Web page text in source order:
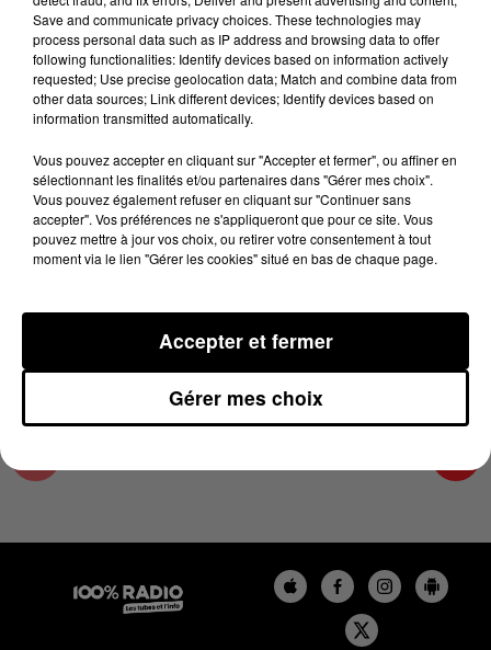
100%
100% Radio l'agenda du Tarn et Garonne
14 avril 2025 - 1 min 15 sec
L'AGENDA DU TARN ET GARONNE DU
14/04/2025 À 13H36
L'agenda du Tarn et Garonne
Save and communicate privacy choices. These technologies may
process personal data such as IP address and browsing data to offer
following functionalities: Identify devices based on information actively
requested; Use precise geolocation data; Match and combine data from
other data sources; Link different devices; Identify devices based on
information transmitted automatically.
Vous pouvez accepter en cliquant sur "Accepter et fermer", ou affiner en
sélectionnant les finalités et/ou partenaires dans "Gérer mes choix".
Vous pouvez également refuser en cliquant sur "Continuer sans
accepter". Vos préférences ne s'appliqueront que pour ce site. Vous
pouvez mettre à jour vos choix, ou retirer votre consentement à tout
moment via le lien "Gérer les cookies" situé en bas de chaque page.
Gérer mes choix
Accepter et fermer